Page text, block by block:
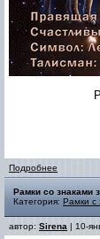
Подробнее
Рамки со знаками
Категория: Рамки с
автор: Sirena | 10-